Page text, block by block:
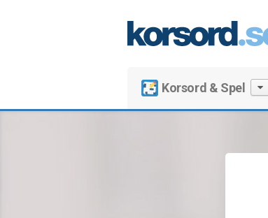
Korsord & Spel